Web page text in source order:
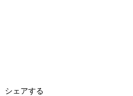
シェアする